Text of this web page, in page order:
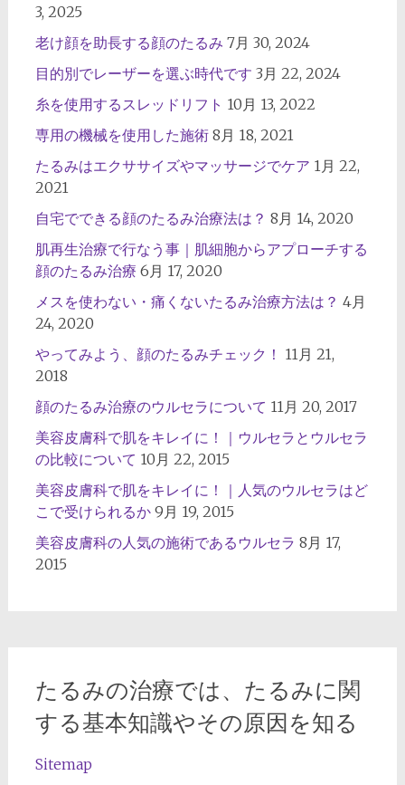
3, 2025
老け顔を助長する顔のたるみ 7月 30, 2024
目的別でレーザーを選ぶ時代です 3月 22, 2024
糸を使用するスレッドリフト 10月 13, 2022
専用の機械を使用した施術 8月 18, 2021
たるみはエクササイズやマッサージでケア 1月 22,
2021
自宅でできる顔のたるみ治療法は？ 8月 14, 2020
肌再生治療で行なう事｜肌細胞からアプローチする
顔のたるみ治療 6月 17, 2020
メスを使わない・痛くないたるみ治療方法は？ 4月
24, 2020
やってみよう、顔のたるみチェック！ 11月 21,
2018
顔のたるみ治療のウルセラについて 11月 20, 2017
美容皮膚科で肌をキレイに！｜ウルセラとウルセラ
の比較について 10月 22, 2015
美容皮膚科で肌をキレイに！｜人気のウルセラはど
こで受けられるか 9月 19, 2015
美容皮膚科の人気の施術であるウルセラ 8月 17,
2015
たるみの治療では、たるみに関
する基本知識やその原因を知る
Sitemap